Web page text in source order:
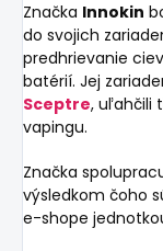
Značka Innokin
do svojich
predhrievanie
batérií. Jej
Sceptre, uľahčili
vapingu.
Značka
výsledkom čoho
e-shope